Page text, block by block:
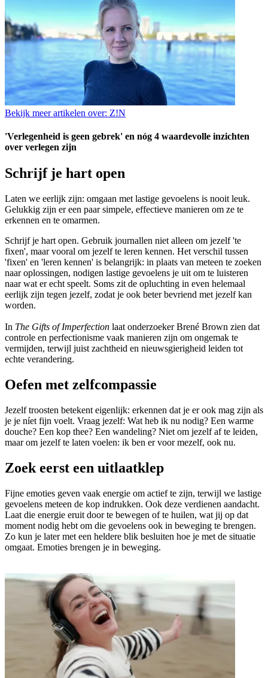
Bekijk meer artikelen over: Z!N
'Verlegenheid is geen gebrek' en nóg 4 waardevolle inzichten
over verlegen zijn
Schrijf je hart open
Laten we eerlijk zijn: omgaan met lastige gevoelens is nooit leuk.
Gelukkig zijn er een paar simpele, effectieve manieren om ze te
erkennen en te omarmen.
Schrijf je hart open. Gebruik journallen niet alleen om jezelf 'te
fixen', maar vooral om jezelf te leren kennen. Het verschil tussen
'fixen' en 'leren kennen' is belangrijk: in plaats van meteen te zoeken
naar oplossingen, nodigen lastige gevoelens je uit om te luisteren
naar wat er echt speelt. Soms zit de opluchting in even helemaal
eerlijk zijn tegen jezelf, zodat je ook beter bevriend met jezelf kan
worden.
In The Gifts of Imperfection laat onderzoeker Brené Brown zien dat
controle en perfectionisme vaak manieren zijn om ongemak te
vermijden, terwijl juist zachtheid en nieuwsgierigheid leiden tot
echte verandering.
Oefen met zelfcompassie
Jezelf troosten betekent eigenlijk: erkennen dat je er ook mag zijn als
je je níet fijn voelt. Vraag jezelf: Wat heb ik nu nodig? Een warme
douche? Een kop thee? Een wandeling? Niet om jezelf af te leiden,
maar om jezelf te laten voelen: ik ben er voor mezelf, ook nu.
Zoek eerst een uitlaatklep
Fijne emoties geven vaak energie om actief te zijn, terwijl we lastige
gevoelens meteen de kop indrukken. Ook deze verdienen aandacht.
Laat die energie eruit door te bewegen of te huilen, wat jij op dat
moment nodig hebt om die gevoelens ook in beweging te brengen.
Zo kun je later met een heldere blik besluiten hoe je met de situatie
omgaat. Emoties brengen je in beweging.